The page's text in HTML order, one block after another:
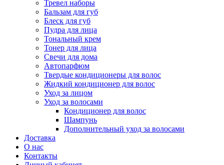
Тревел наборы
Бальзам для губ
Блеск для губ
Пудра для лица
Тональный крем
Тонер для лица
Свечи для дома
Автопарфюм
Твердые кондиционеры для волос
Жидкий кондиционер для волос
Уход за лицом
Уход за волосами
Кондиционер для волос
Шампунь
Дополнительный уход за волосами
Доставка
О нас
Контакты